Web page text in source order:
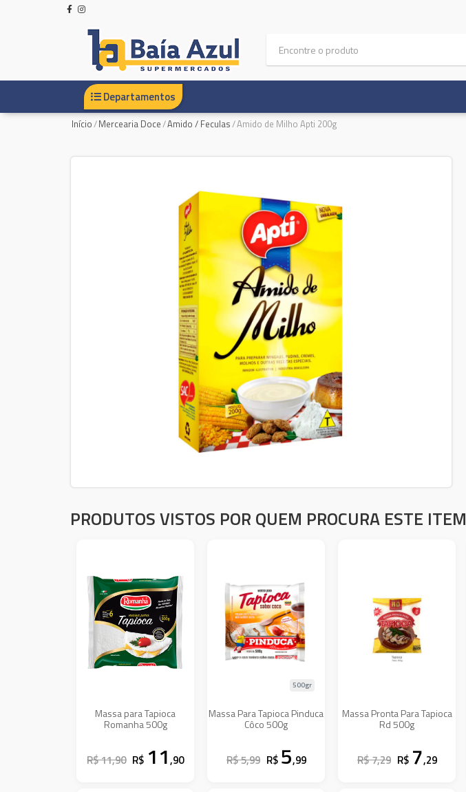
Departamentos
Início/Mercearia Doce/Amido / Feculas/Amido de Milho Apti 200g
PRODUTOS VISTOS POR QUEM PROCURA ESTE ITEM
Massa para Tapioca
Romanha 500g
R$ 11,90 R$ 11,90
Massa Para Tapioca Pinduca
Côco 500g
500gr
R$ 5,99 R$ 5,99
Massa Pronta Para Tapioca
Rd 500g
R$ 7,29 R$ 7,29